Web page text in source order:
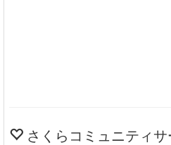
さくらコミュニティ